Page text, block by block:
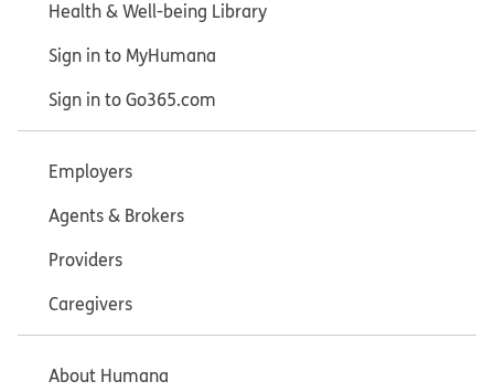
Health & Well-being Library
Sign in to MyHumana
Sign in to Go365.com
Employers
Agents & Brokers
Providers
Caregivers
About Humana